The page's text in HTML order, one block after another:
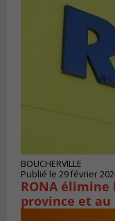
BOUCHERVILLE
Publié le 29 février
RONA élimine
province et au